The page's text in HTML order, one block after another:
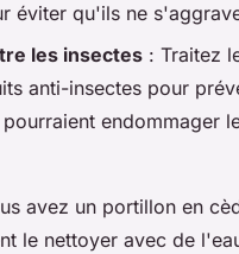
éviter qu'ils ne
les insectes : Traitez
anti-insectes pour
endommager
avez un portillon en
le nettoyer avec de